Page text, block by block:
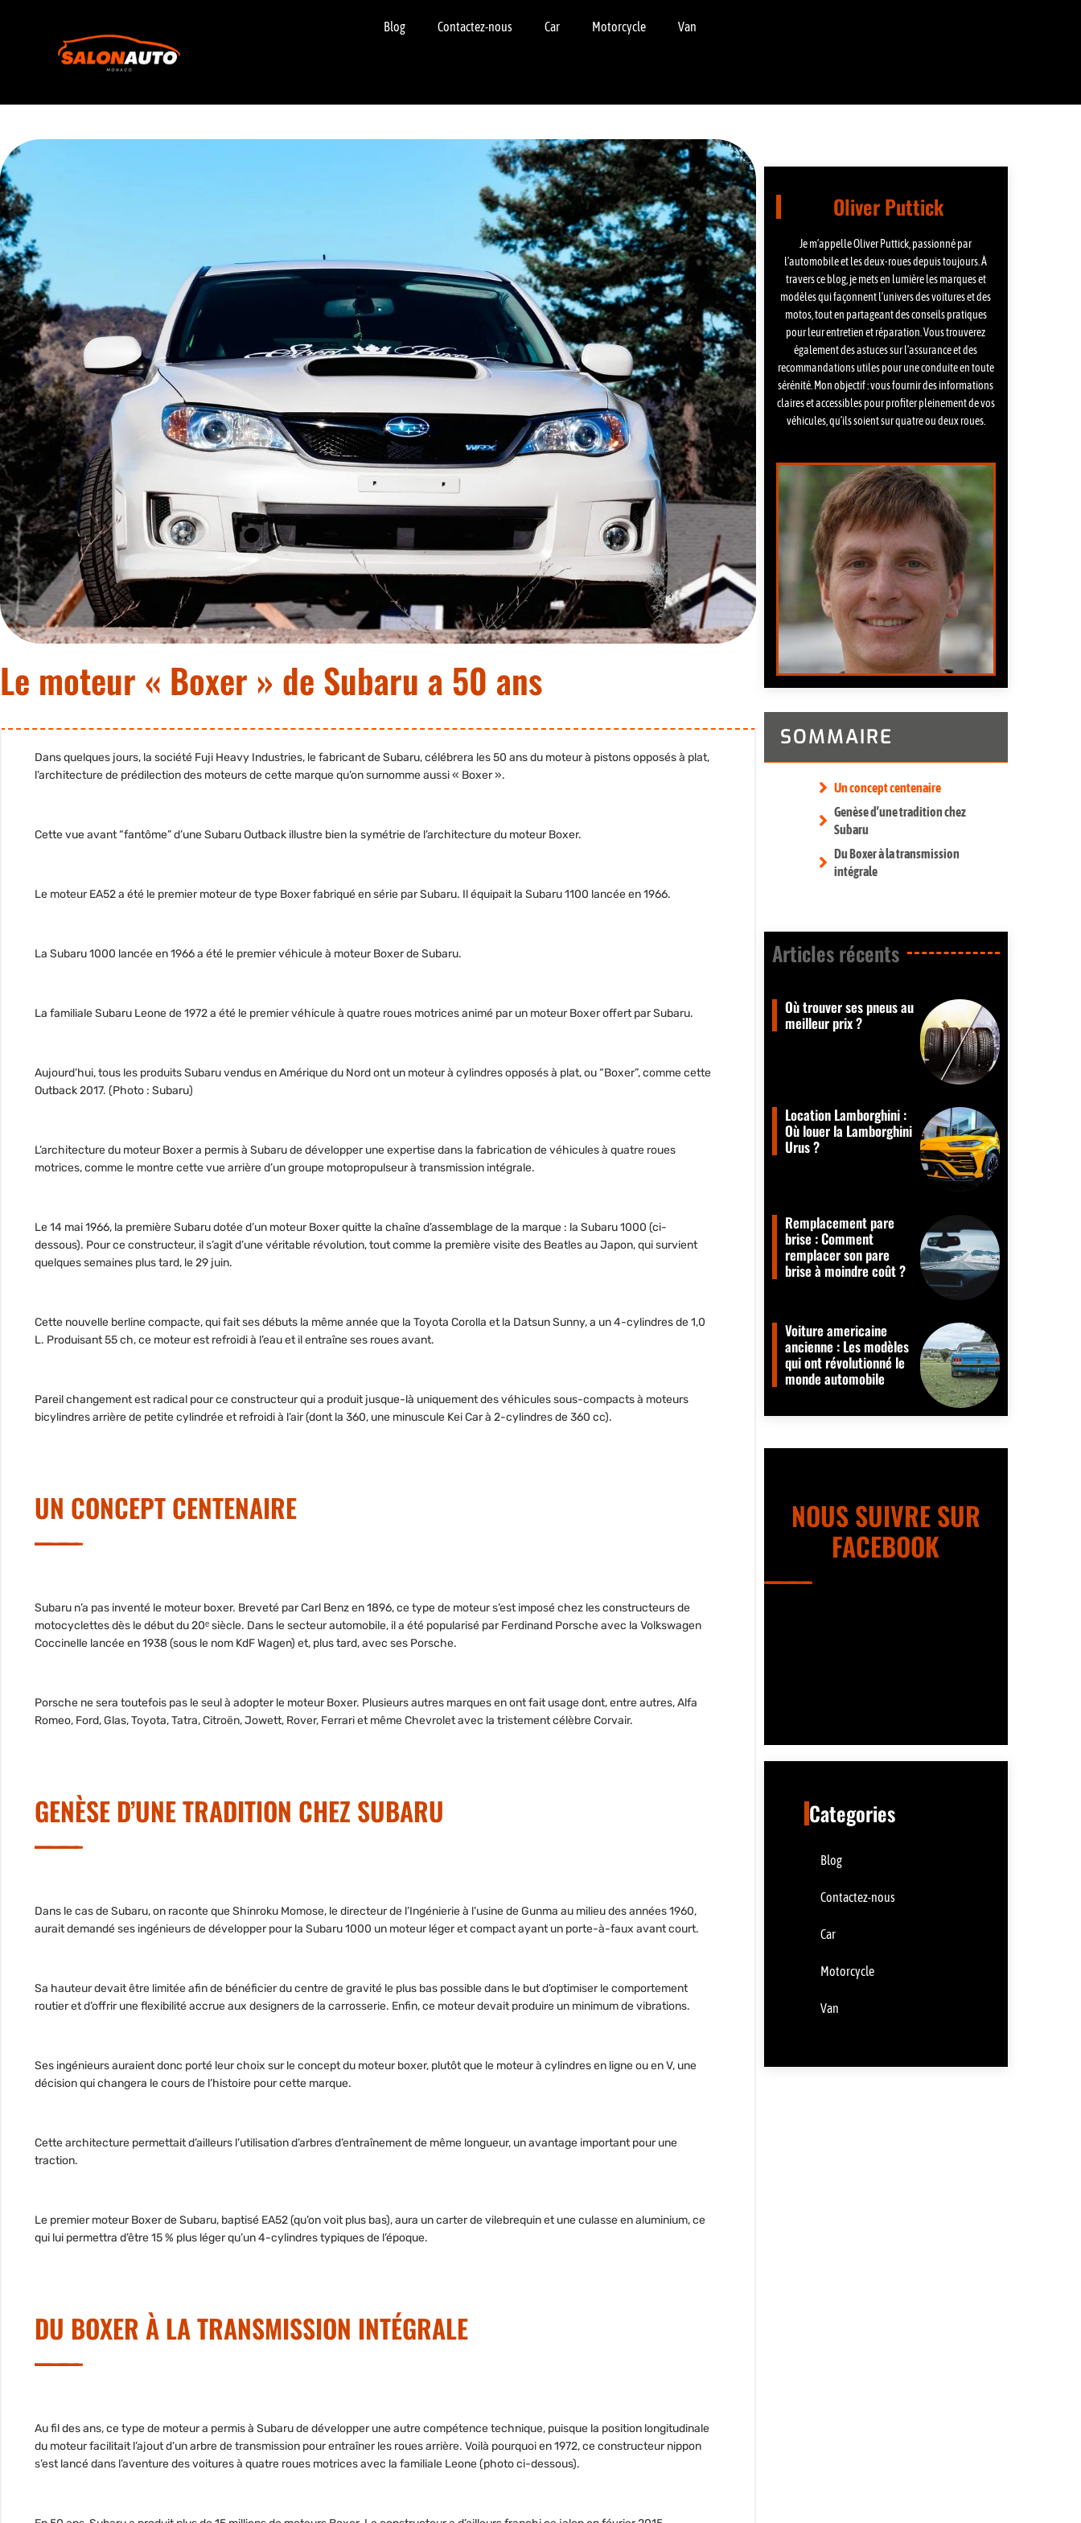
Blog Contactez-nous Car Motorcycle Van
Le moteur « Boxer » de Subaru a 50 ans
Dans quelques jours, la société Fuji Heavy Industries, le fabricant de Subaru, célébrera les 50 ans du moteur à pistons opposés à plat,
l’architecture de prédilection des moteurs de cette marque qu’on surnomme aussi « Boxer ».
Cette vue avant “fantôme” d’une Subaru Outback illustre bien la symétrie de l’architecture du moteur Boxer.
Le moteur EA52 a été le premier moteur de type Boxer fabriqué en série par Subaru. Il équipait la Subaru 1100 lancée en 1966.
La Subaru 1000 lancée en 1966 a été le premier véhicule à moteur Boxer de Subaru.
La familiale Subaru Leone de 1972 a été le premier véhicule à quatre roues motrices animé par un moteur Boxer offert par Subaru.
Aujourd’hui, tous les produits Subaru vendus en Amérique du Nord ont un moteur à cylindres opposés à plat, ou “Boxer”, comme cette
Outback 2017. (Photo : Subaru)
L’architecture du moteur Boxer a permis à Subaru de développer une expertise dans la fabrication de véhicules à quatre roues
motrices, comme le montre cette vue arrière d’un groupe motopropulseur à transmission intégrale.
Le 14 mai 1966, la première Subaru dotée d’un moteur Boxer quitte la chaîne d’assemblage de la marque : la Subaru 1000 (ci-
dessous). Pour ce constructeur, il s’agit d’une véritable révolution, tout comme la première visite des Beatles au Japon, qui survient
quelques semaines plus tard, le 29 juin.
Cette nouvelle berline compacte, qui fait ses débuts la même année que la Toyota Corolla et la Datsun Sunny, a un 4-cylindres de 1,0
L. Produisant 55 ch, ce moteur est refroidi à l’eau et il entraîne ses roues avant.
Pareil changement est radical pour ce constructeur qui a produit jusque-là uniquement des véhicules sous-compacts à moteurs
bicylindres arrière de petite cylindrée et refroidi à l’air (dont la 360, une minuscule Kei Car à 2-cylindres de 360 cc).
UN CONCEPT CENTENAIRE
Subaru n’a pas inventé le moteur boxer. Breveté par Carl Benz en 1896, ce type de moteur s’est imposé chez les constructeurs de
motocyclettes dès le début du 20ᵉ siècle. Dans le secteur automobile, il a été popularisé par Ferdinand Porsche avec la Volkswagen
Coccinelle lancée en 1938 (sous le nom KdF Wagen) et, plus tard, avec ses Porsche.
Porsche ne sera toutefois pas le seul à adopter le moteur Boxer. Plusieurs autres marques en ont fait usage dont, entre autres, Alfa
Romeo, Ford, Glas, Toyota, Tatra, Citroën, Jowett, Rover, Ferrari et même Chevrolet avec la tristement célèbre Corvair.
GENÈSE D’UNE TRADITION CHEZ SUBARU
Dans le cas de Subaru, on raconte que Shinroku Momose, le directeur de l’Ingénierie à l’usine de Gunma au milieu des années 1960,
aurait demandé ses ingénieurs de développer pour la Subaru 1000 un moteur léger et compact ayant un porte-à-faux avant court.
Sa hauteur devait être limitée afin de bénéficier du centre de gravité le plus bas possible dans le but d’optimiser le comportement
routier et d’offrir une flexibilité accrue aux designers de la carrosserie. Enfin, ce moteur devait produire un minimum de vibrations.
Ses ingénieurs auraient donc porté leur choix sur le concept du moteur boxer, plutôt que le moteur à cylindres en ligne ou en V, une
décision qui changera le cours de l’histoire pour cette marque.
Cette architecture permettait d’ailleurs l’utilisation d’arbres d’entraînement de même longueur, un avantage important pour une
traction.
Le premier moteur Boxer de Subaru, baptisé EA52 (qu’on voit plus bas), aura un carter de vilebrequin et une culasse en aluminium, ce
qui lui permettra d’être 15 % plus léger qu’un 4-cylindres typiques de l’époque.
DU BOXER À LA TRANSMISSION INTÉGRALE
Au fil des ans, ce type de moteur a permis à Subaru de développer une autre compétence technique, puisque la position longitudinale
du moteur facilitait l’ajout d’un arbre de transmission pour entraîner les roues arrière. Voilà pourquoi en 1972, ce constructeur nippon
s’est lancé dans l’aventure des voitures à quatre roues motrices avec la familiale Leone (photo ci-dessous).
Oliver Puttick
Je m’appelle Oliver Puttick, passionné par
l’automobile et les deux-roues depuis toujours. À
travers ce blog, je mets en lumière les marques et
modèles qui façonnent l’univers des voitures et des
motos, tout en partageant des conseils pratiques
pour leur entretien et réparation. Vous trouverez
également des astuces sur l’assurance et des
recommandations utiles pour une conduite en toute
sérénité. Mon objectif : vous fournir des informations
claires et accessibles pour profiter pleinement de vos
véhicules, qu’ils soient sur quatre ou deux roues.
SOMMAIRE
Un concept centenaire
Genèse d’une tradition chez
Subaru
Du Boxer à la transmission
intégrale
Articles récents​
Où trouver ses pneus au
meilleur prix ?
Location Lamborghini :
Où louer la Lamborghini
Urus ?
Remplacement pare
brise : Comment
remplacer son pare
brise à moindre coût ?
Voiture americaine
ancienne : Les modèles
qui ont révolutionné le
monde automobile
NOUS SUIVRE SUR
FACEBOOK
Categories
Blog
Contactez-nous
Car
Motorcycle
Van